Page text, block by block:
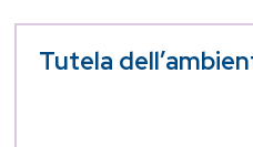
Tutela